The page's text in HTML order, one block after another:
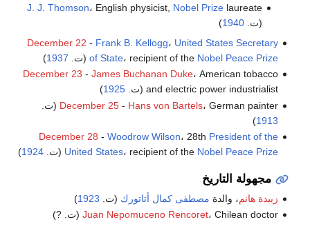
J. J. Thomson، English physicist, Nobel Prize laureate
(ت. 1940
)
December 22 - Frank B. Kellogg، United States Secretary
of State، recipient of the Nobel Peace Prize (ت. 1937
)
December 23 - James Buchanan Duke، American tobacco
and electric power industrialist (ت.
1925
)
December 25- Hans von Bartels، German painter (ت.
1913
)
December 28 - Woodrow Wilson، 28th President of the
United States، recipient of the Nobel Peace Prize (ت.1924
)
مجهولة التاريخ
زبيدة هانم، والدة مصطفى كمال أتاتورك (ت. 1923
)
Juan Nepomuceno Rencoret، Chilean doctor (ت. ?)